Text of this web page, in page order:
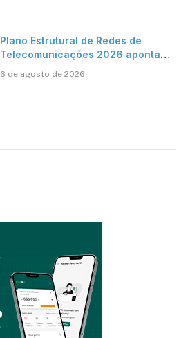
Plano Estrutural de Redes de
Telecomunicações 2026 aponta
mantém desafio
6 de agosto de 2026